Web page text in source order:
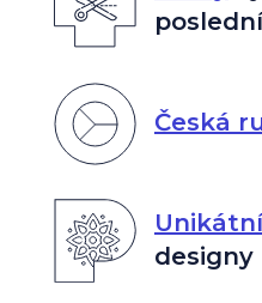
Česká
Unikátní
designy